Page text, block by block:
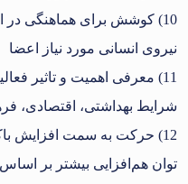
10) کوشش برای هماهنگی در
نیروی انسانی مورد نیاز اعضا
11) معرفی اهمیت و تاثیر
شرایط بهداشتی، اقتصادی،
12) حرکت به سمت افزایش
توان هم‌افزایی بیشتر بر